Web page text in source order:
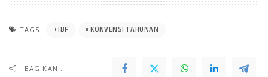
TAGS: IBF KONVENSI TAHUNAN
BAGIKAN..